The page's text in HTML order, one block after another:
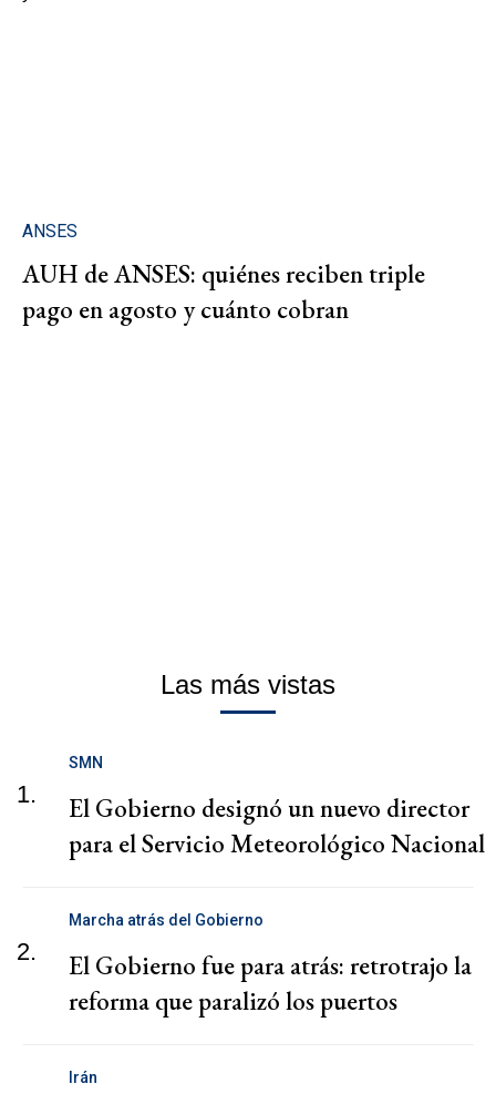
ANSES
AUH de ANSES: quiénes reciben triple
pago en agosto y cuánto cobran
Las más vistas
1.
SMN
El Gobierno designó un nuevo director
para el Servicio Meteorológico Nacional
2.
Marcha atrás del Gobierno
El Gobierno fue para atrás: retrotrajo la
reforma que paralizó los puertos
Irán